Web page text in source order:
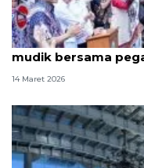
Kemenkes
mudik bersama
14 Maret 2026